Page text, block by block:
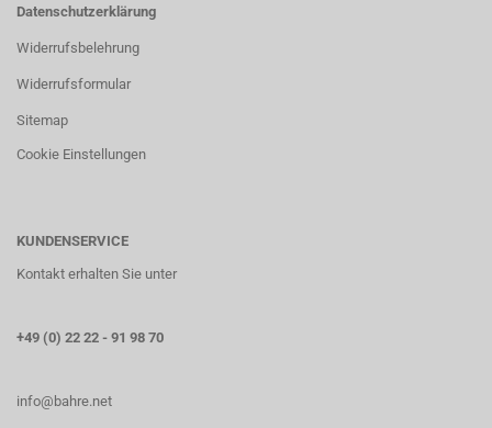
Datenschutzerklärung
Widerrufsbelehrung
Widerrufsformular
Sitemap
Cookie Einstellungen
KUNDENSERVICE
Kontakt erhalten Sie unter
+49 (0) 22 22 - 91 98 70
info@bahre.net